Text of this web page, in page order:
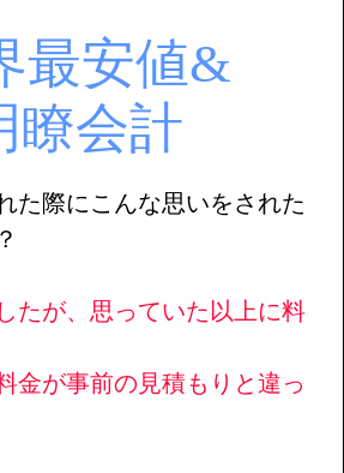
最安値&
瞭会計
た際にこんな思いをされた
たが、思っていた以上に料
金が事前の見積もりと違っ